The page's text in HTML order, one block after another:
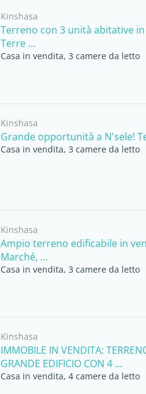
Kinshasa
Terreno con 3 unità abitative
Terre ...
Casa in vendita, 3 camere da letto
Kinshasa
Grande opportunità a N'sele!
Casa in vendita, 3 camere da letto
Kinshasa
Ampio terreno edificabile in
Marché, ...
Casa in vendita, 3 camere da letto
Kinshasa
IMMOBILE IN VENDITA:
GRANDE EDIFICIO CON 4 ...
Casa in vendita, 4 camere da letto